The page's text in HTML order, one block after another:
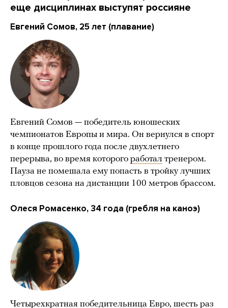
еще дисциплинах выступят россияне
Евгений Сомов, 25 лет (плавание)
Евгений Сомов — победитель юношеских
чемпионатов Европы и мира. Он вернулся в спорт
в конце прошлого года после двухлетнего
перерыва, во время которого работал тренером.
Пауза не помешала ему попасть в тройку лучших
пловцов сезона на дистанции 100 метров брассом.
Олеся Ромасенко, 34 года (гребля на каноэ)
Четырехкратная победительница Евро, шесть раз